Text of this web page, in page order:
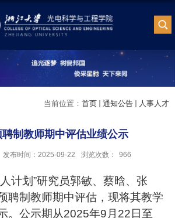
当前位置： 首页 通知公告 人事人才
聘制教师期中评估业绩公示
发布时间：2025-09-22 浏览次数： 966
计划”研究员郭敏、蔡晗、张
聘制教师期中评估，现将其教学
。公示期从2025年9月 22 日至